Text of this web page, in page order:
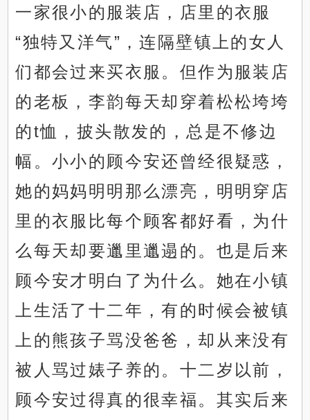
一家很小的服装店，店里的衣服
“独特又洋气”，连隔壁镇上的女人
们都会过来买衣服。但作为服装店
的老板，李韵每天却穿着松松垮垮
的t恤，披头散发的，总是不修边
幅。小小的顾今安还曾经很疑惑，
她的妈妈明明那么漂亮，明明穿店
里的衣服比每个顾客都好看，为什
么每天却要邋里邋遢的。也是后来
顾今安才明白了为什么。她在小镇
上生活了十二年，有的时候会被镇
上的熊孩子骂没爸爸，却从来没有
被人骂过婊子养的。十二岁以前，
顾今安过得真的很幸福。其实后来